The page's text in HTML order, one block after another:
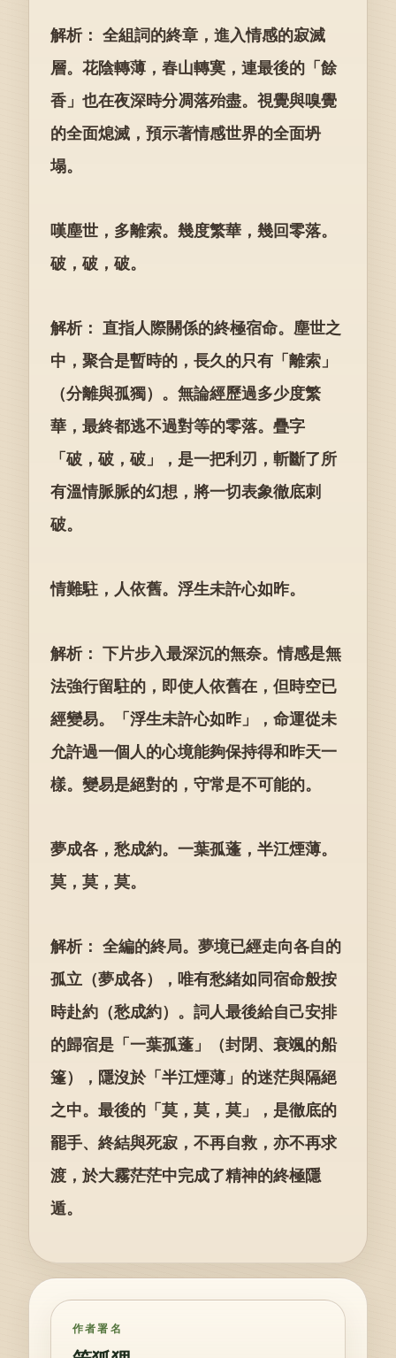
解析： 全組詞的終章，進入情感的寂滅
層。花陰轉薄，春山轉寞，連最後的「餘
香」也在夜深時分凋落殆盡。視覺與嗅覺
的全面熄滅，預示著情感世界的全面坍
塌。
嘆塵世，多離索。幾度繁華，幾回零落。
破，破，破。
解析： 直指人際關係的終極宿命。塵世之
中，聚合是暫時的，長久的只有「離索」
（分離與孤獨）。無論經歷過多少度繁
華，最終都逃不過對等的零落。疊字
「破，破，破」，是一把利刃，斬斷了所
有溫情脈脈的幻想，將一切表象徹底刺
破。
情難駐，人依舊。浮生未許心如昨。
解析： 下片步入最深沉的無奈。情感是無
法強行留駐的，即使人依舊在，但時空已
經變易。「浮生未許心如昨」，命運從未
允許過一個人的心境能夠保持得和昨天一
樣。變易是絕對的，守常是不可能的。
夢成各，愁成約。一葉孤蓬，半江煙薄。
莫，莫，莫。
解析： 全編的終局。夢境已經走向各自的
孤立（夢成各），唯有愁緒如同宿命般按
時赴約（愁成約）。詞人最後給自己安排
的歸宿是「一葉孤蓬」（封閉、衰颯的船
篷），隱沒於「半江煙薄」的迷茫與隔絕
之中。最後的「莫，莫，莫」，是徹底的
罷手、終結與死寂，不再自救，亦不再求
渡，於大霧茫茫中完成了精神的終極隱
遁。
作者署名